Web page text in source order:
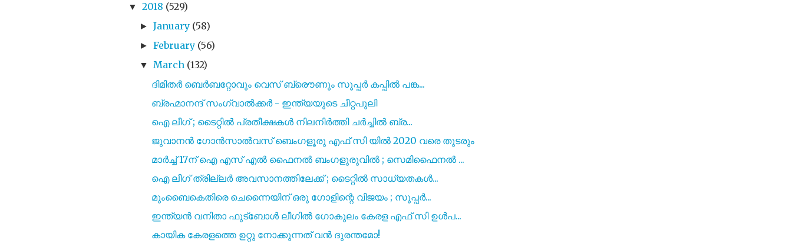
▼ 2018 (529)
►January (58)
►February (56)
▼ March (132)
ദിമിതർ ബെർബറ്റോവും വെസ് ബ്രൌണും സൂപ്പർ കപ്പിൽ പങ്ക...
ബ്രഹ്മാനന്ദ് സംഗ്വാല്‍ക്കര്‍ - ഇന്ത്യയുടെ ചീറ്റപുലി
ഐ ലീഗ് ; ടൈറ്റിൽ പ്രതീക്ഷകൾ നിലനിർത്തി ചർച്ചിൽ ബ്ര...
ജുവാനൻ ഗോൻസാൽവസ് ബെംഗളൂരു എഫ് സി യിൽ 2020 വരെ തുടരും
മാർച്ച് 17ന് ഐ എസ്‌ എൽ ഫൈനൽ ബംഗളുരുവിൽ ; സെമിഫൈനൽ ...
ഐ ലീഗ് ത്രില്ലർ അവസാനത്തിലേക്ക് ; ടൈറ്റിൽ സാധ്യതകൾ...
മുംബൈകെതിരെ ചെന്നൈയിന് ഒരു ഗോളിന്റെ വിജയം ; സൂപ്പർ...
ഇന്ത്യൻ വനിതാ ഫുട്ബോൾ ലീഗിൽ ഗോകുലം കേരള എഫ് സി ഉൾപ...
കായിക കേരളത്തെ ഉറ്റു നോക്കുന്നത് വൻ ദുരന്തമോ!